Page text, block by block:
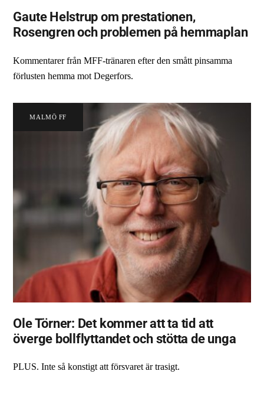
Gaute Helstrup om prestationen,
Rosengren och problemen på hemmaplan
Kommentarer från MFF-tränaren efter den smått pinsamma
förlusten hemma mot Degerfors.
MALMÖ FF
Ole Törner: Det kommer att ta tid att
överge bollflyttandet och stötta de unga
PLUS. Inte så konstigt att försvaret är trasigt.